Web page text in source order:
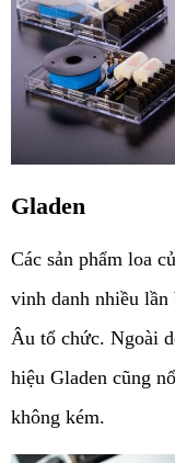
Gladen
Các sản phẩm loa
vinh danh nhiều
Âu tổ chức. Ngoài
hiệu Gladen cũng
không kém.